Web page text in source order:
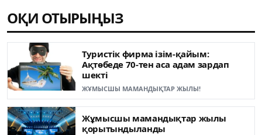
ОҚИ ОТЫРЫҢЫЗ
Туристік фирма ізім-қайым:
Ақтөбеде 70-тен аса адам зардап
шекті
ЖҰМЫСШЫ МАМАНДЫҚТАР ЖЫЛЫ!
Жұмысшы мамандықтар жылы
қорытындыланды